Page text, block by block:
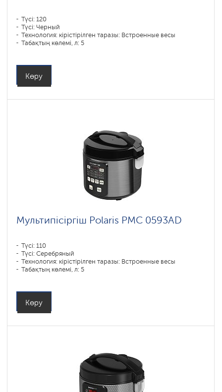
Түсі: 120
Түсі: Черный
Технология: кірістірілген таразы: Встроенные весы
Табақтың көлемі, л: 5
Көру
Мультипісіргіш Polaris PMC 0593AD
Түсі: 110
Түсі: Серебряный
Технология: кірістірілген таразы: Встроенные весы
Табақтың көлемі, л: 5
Көру